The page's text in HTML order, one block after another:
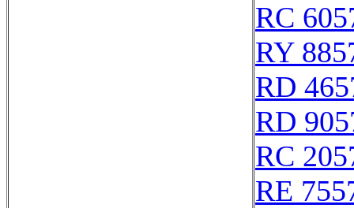
RC
RY
RD
RD
RC
RE